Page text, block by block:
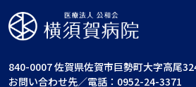
840-0007 佐賀県佐賀市巨勢町大字高尾
お問い合わせ先／電話：0952-24-3371